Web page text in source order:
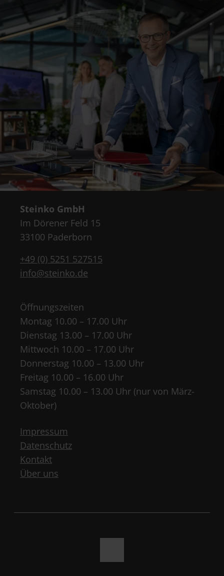
Steinko GmbH
Im Dörener Feld 15
33100 Paderborn
+49 (0) 5251 527515
info@steinko.de
Öffnungszeiten
Montag 10.00 – 17.00 Uhr
Dienstag 13.00 – 17.00 Uhr
Mittwoch 10.00 – 17.00 Uhr
Donnerstag 10.00 – 13.00 Uhr
Freitag 10.00 – 16.00 Uhr
Samstag 10.00 – 13.00 Uhr (nur von März-
Oktober)
Impressum
Datenschutz
Kontakt
Über uns